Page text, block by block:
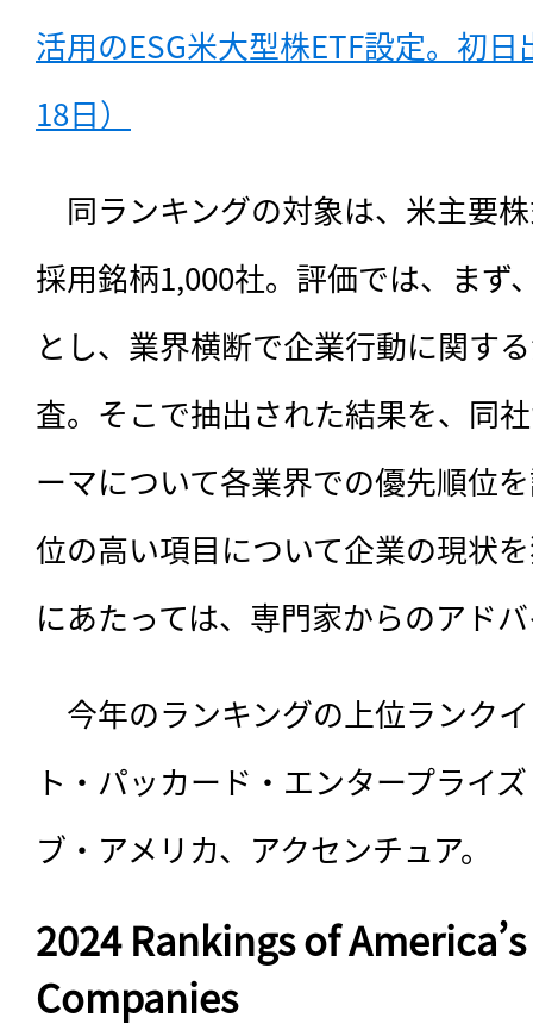
活用のESG米大型株ETF設定。初
18日）
同ランキングの対象は、 米主要
採用銘柄1,000社。評価では、 まず
とし、業界横断で企業行動に関す
査。そこで抽出された結果を、同
ーマについて各業界での優先順位
位の高い項目について企業の現状
にあたっては、専門家からのアド
今年のランキングの上位ランク
ト・パッカード・エンタープライ
ブ・アメリカ、アクセンチュア。
2024 Rankings of
Companies